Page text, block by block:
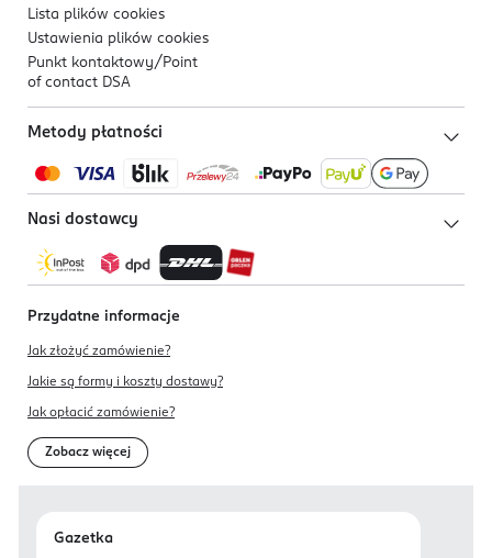
Lista plików cookies
Ustawienia plików cookies
Punkt kontaktowy/ Point
of contact DSA
Metody płatności
Nasi dostawcy
Przydatne informacje
Jak złożyć zamówienie?
Jakie są formy i koszty dostawy?
Jak opłacić zamówienie?
Zobacz więcej
Gazetka